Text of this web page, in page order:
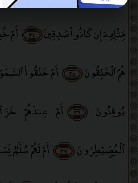
مِّثْلِهِۦٓ إِن كَانُوا۟ صَٰدِقِينَ ﴿٣٤﴾ أَمْ
هُمُ ٱلْخَٰلِقُونَ ﴿٣٥﴾ أَمْ خَلَقُوا۟
يُوقِنُونَ ﴿٣٦﴾ أَمْ عِندَهُمْ
ٱلْمُصَۣيْطِرُونَ ﴿٣٧﴾ أَمْ لَهُمْ سُلَّمٌۭ